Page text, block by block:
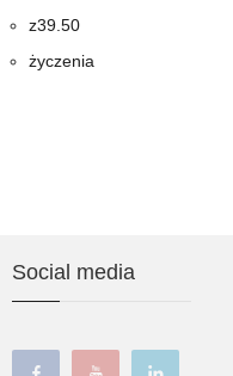
z39.50
życzenia
Social media